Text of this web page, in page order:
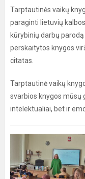
Tarptautinės vaikų
paraginti lietuvių
kūrybinių darbų
perskaitytos knygos
citatas.
Tarptautinė vaikų
svarbios knygos mūsų
intelektualiai, bet ir